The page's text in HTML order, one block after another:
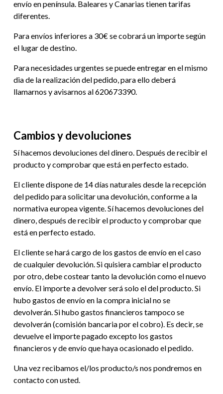
envío en península. Baleares y Canarias tienen tarifas
diferentes.
Para envíos inferiores a 30€ se cobrará un importe según
el lugar de destino.
Para necesidades urgentes se puede entregar en el mismo
dia de la realización del pedido, para ello deberá
llamarnos y avisarnos al 620673390.
Cambios y devoluciones
Sí hacemos devoluciones del dinero. Después de recibir el
producto y comprobar que está en perfecto estado.
El cliente dispone de 14 días naturales desde la recepción
del pedido para solicitar una devolución, conforme a la
normativa europea vigente. Sí hacemos devoluciones del
dinero, después de recibir el producto y comprobar que
está en perfecto estado.
El cliente se hará cargo de los gastos de envío en el caso
de cualquier devolución. Si quisiera cambiar el producto
por otro, debe costear tanto la devolución como el nuevo
envío. El importe a devolver será solo el del producto. Si
hubo gastos de envío en la compra inicial no se
devolverán. Si hubo gastos financieros tampoco se
devolverán (comisión bancaria por el cobro). Es decir, se
devuelve el importe pagado excepto los gastos
financieros y de envío que haya ocasionado el pedido.
Una vez recibamos el/los producto/s nos pondremos en
contacto con usted.